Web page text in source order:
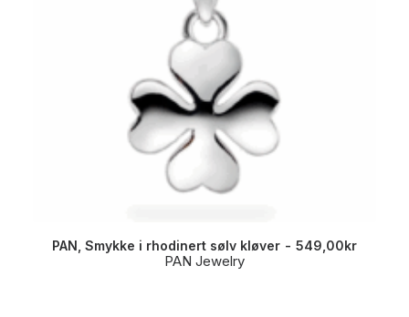
PAN, Smykke i rhodinert sølv kløver 549,00kr
PAN Jewelry